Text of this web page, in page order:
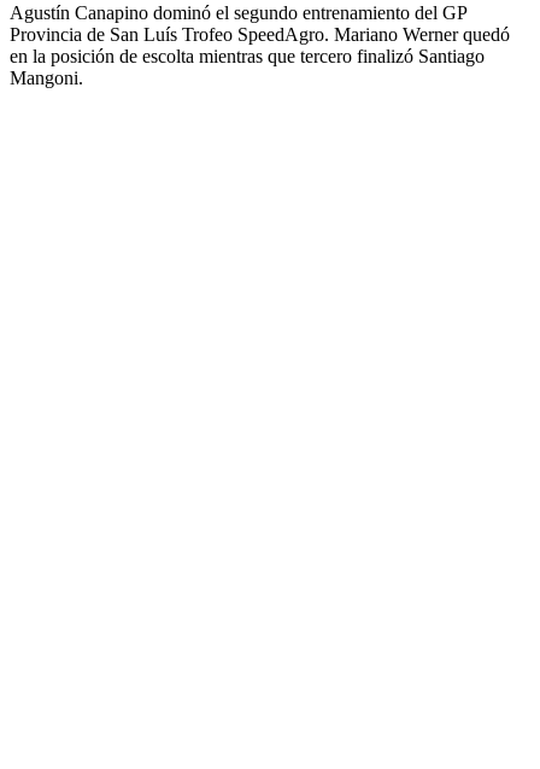
Agustín Canapino dominó el segundo entrenamiento del GP
Provincia de San Luís Trofeo SpeedAgro. Mariano Werner quedó
en la posición de escolta mientras que tercero finalizó Santiago
Mangoni.